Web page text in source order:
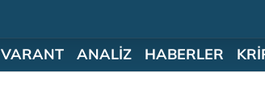
VARANT ANALİZ HABERLER